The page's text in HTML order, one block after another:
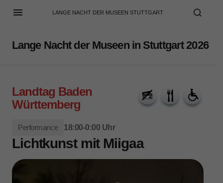
LANGE NACHT DER MUSEEN STUTTGART
Lange Nacht der Museen in Stuttgart 2026
Landtag Baden
Württemberg
Performance 18:00-0:00 Uhr
Lichtkunst mit Miigaa